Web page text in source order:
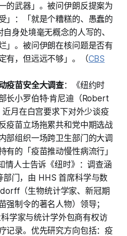
的武器」。被问伊朗反提案为
」：「就是个糟糕的、愚蠢的
身处境毫无概念的人写的、
」。被问伊朗在核问题是否有
有，但远远不够」。（CBS
疫苗安全大调查：《纽约时
长小罗伯特·肯尼迪（Robert
月在白宫要求下对外少谈疫
苗立场拖累共和党中期选战
组织一场跨卫生部门的大调
有的「疫苗推动慢性病流行」
情人士告诉《纽时》：调查涵
部门，由 HHS 首席科学与数
（生物统计学家、新冠期
强制令的著名人物）领导；
学家与统计学外包商有权访
记录。优先研究方向包括：疫